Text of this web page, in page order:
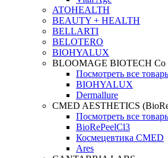
ATOHEALTH
BEAUTY + HEALTH
BELLARTI
BELOTERO
BIOHYALUX
BLOOMAGE BIOTECH Co
Посмотреть все
BIOHYALUX
Dermallure
CMED AESTHETICS
Посмотреть все
BioRePeelCl3
Космецевтика CMED
Ares